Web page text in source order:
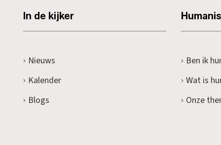
In de kijker
Nieuws
Kalender
Blogs
Ben ik
Wat is
Onze